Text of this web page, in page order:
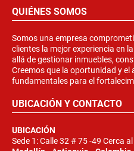
QUIÉNES SOMOS
Somos una empresa
clientes la mejor experiencia en
allá de gestionar inmuebles,
Creemos que la oportunidad y
fundamentales para el
UBICACIÓN Y CONTACTO
UBICACIÓN
Sede 1: Calle 32 # 75 -49 Cerca